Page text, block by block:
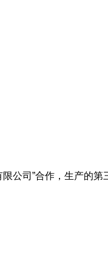
公司”合作，生产的第